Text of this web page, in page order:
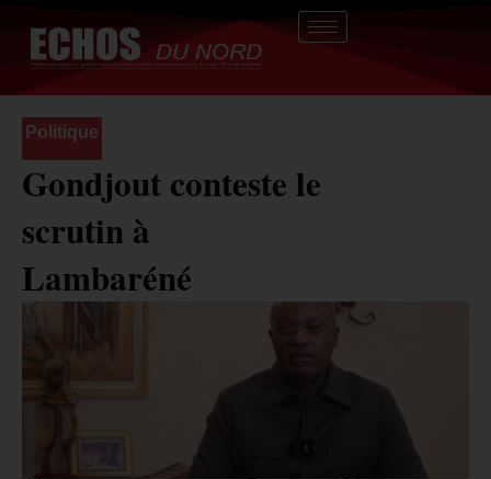
contenu
Politique
Gondjout conteste le
scrutin à
Lambaréné